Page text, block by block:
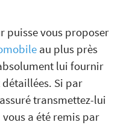
puisse vous proposer
au plus près
lui fournir
Si par
transmettez-lui
a été remis par